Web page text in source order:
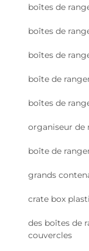
boîtes de
boîtes de
boîtes de
boîte de
boîtes de
organiseur de
boîte de
grands
crate box
des boîtes de
couvercles